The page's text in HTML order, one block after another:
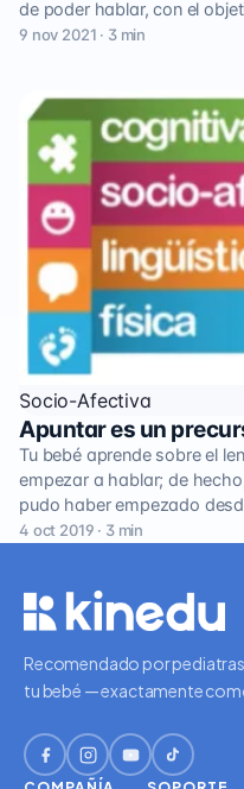
de poder hablar, con el
9 nov 2021 · 3 min
Socio-Afectiva
Apuntar es un
Tu bebé aprende sobre el
empezar a hablar; de
pudo haber empezado
4 oct 2019 · 3 min
Recomendado por
tu bebé — exactamente